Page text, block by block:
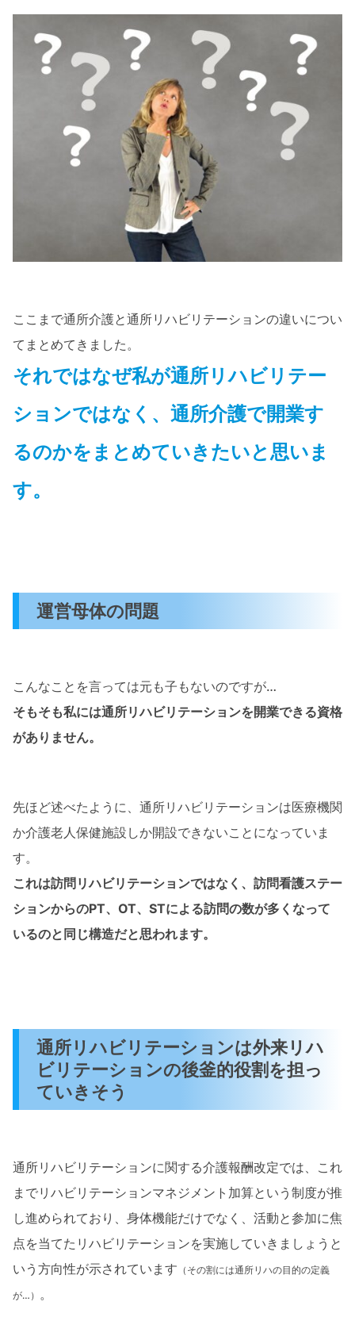
ここまで通所介護と通所リハビリテーションの違いについ
てまとめてきました。
それではなぜ私が通所リハビリテー
ションではなく、通所介護で開業す
るのかをまとめていきたいと思いま
す。
運営母体の問題
こんなことを言っては元も子もないのですが…
そもそも私には通所リハビリテーションを開業できる資格
がありません。
先ほど述べたように、通所リハビリテーションは医療機関
か介護老人保健施設しか開設できないことになっていま
す。
これは訪問リハビリテーションではなく、訪問看護ステー
ションからのPT、OT、STによる訪問の数が多くなって
いるのと同じ構造だと思われます。
通所リハビリテーションは外来リハ
ビリテーションの後釜的役割を担っ
ていきそう
通所リハビリテーションに関する介護報酬改定では、これ
までリハビリテーションマネジメント加算という制度が推
し進められており、身体機能だけでなく、活動と参加に焦
点を当てたリハビリテーションを実施していきましょうと
いう方向性が示されています （その割には通所リハの目的の定義
が…） 。